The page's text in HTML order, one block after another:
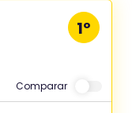
1º
Comparar